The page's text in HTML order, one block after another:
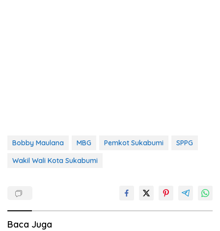
Bobby Maulana MBG Pemkot Sukabumi
SPPG
Wakil Wali Kota Sukabumi
Baca Juga